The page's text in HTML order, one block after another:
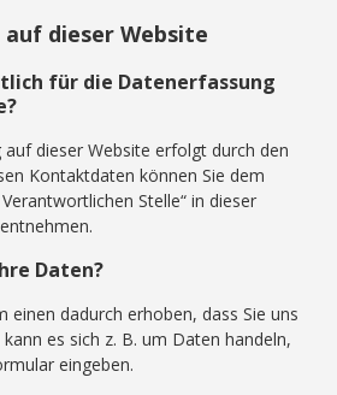
dieser Website
für die Datenerfassung
dieser Website erfolgt durch den
Kontaktdaten können Sie dem
Stelle“ in dieser
Daten?
einen dadurch erhoben, dass Sie uns
es sich z. B. um Daten handeln,
eingeben.